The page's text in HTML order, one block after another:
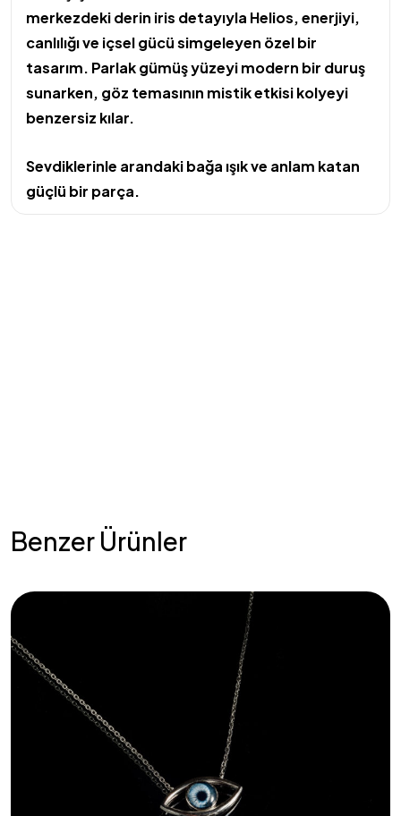
merkezdeki derin iris detayıyla Helios, enerjiyi,
canlılığı ve içsel gücü simgeleyen özel bir
tasarım. Parlak gümüş yüzeyi modern bir duruş
sunarken, göz temasının mistik etkisi kolyeyi
benzersiz kılar.
Sevdiklerinle arandaki bağa ışık ve anlam katan
güçlü bir parça.
Benzer Ürünler